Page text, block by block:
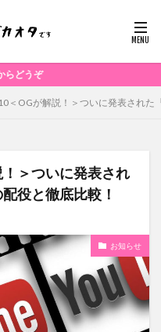
＜OGが解説！＞ついに発表され
＞ついに発表され
役と徹底比較！
お知らせ